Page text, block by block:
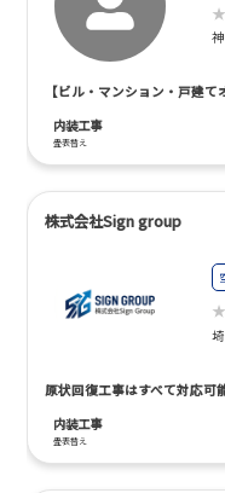
【ビル・マンション・戸建
内装工事
畳表替え
株式会社Sign group
原状回復工事はすべて対応可
内装工事
畳表替え